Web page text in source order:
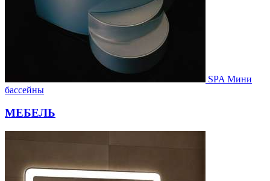
SPA Мини
бассейны
МЕБЕЛЬ